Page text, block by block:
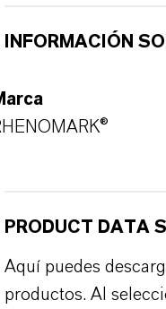
INFORMACIÓN
PRODUCT DATA
Aquí puedes
productos. Al